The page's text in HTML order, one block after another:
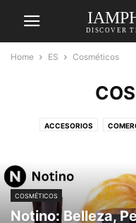
DISCOVER
Home ES Cosméticos
ACCESORIOS
COSMÉTICOS
Notino: Belleza,